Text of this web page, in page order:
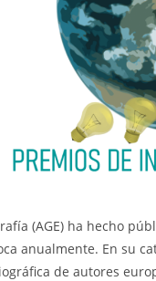
(AGE) ha hecho
anualmente. En su
de autores